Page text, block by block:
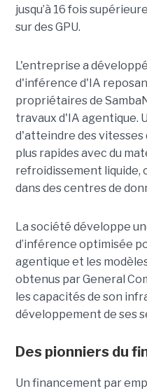
jusqu’à 16 fois
sur des GPU.
L'entreprise a
d'inférence d'IA
propriétaires de
travaux d'IA agentique.
d'atteindre des
plus rapides avec du
refroidissement liquide,
dans des centres de
La société développe
d’inférence optimisée
agentique et les
obtenus par General
les capacités de son
développement de ses
Des pionniers du
Un financement par